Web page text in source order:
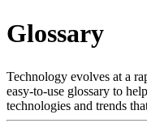
Productos
Asistencia
Servicios
Cómo
Glossary
Technology evolves at a
easy-to-use glossary to
technologies and trends